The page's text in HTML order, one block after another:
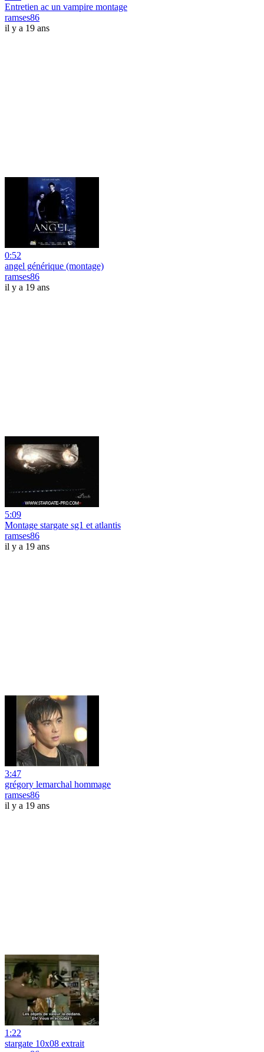
Entretien ac un vampire montage
ramses86
il y a 19 ans
0:52
angel générique (montage)
ramses86
il y a 19 ans
5:09
Montage stargate sg1 et atlantis
ramses86
il y a 19 ans
3:47
grégory lemarchal hommage
ramses86
il y a 19 ans
1:22
stargate 10x08 extrait